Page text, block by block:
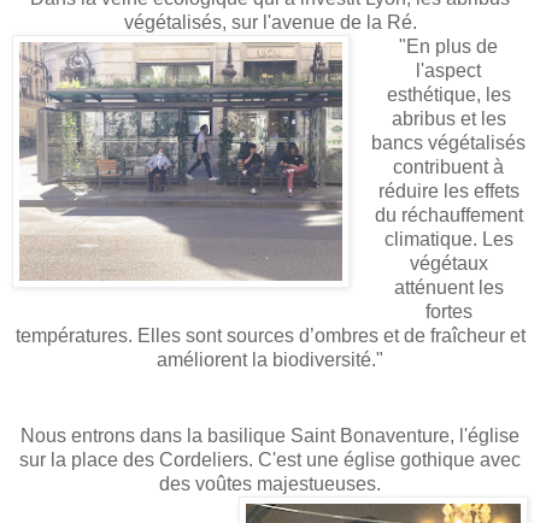
végétalisés, sur l'avenue de la Ré.
"En plus de
l'aspect
esthétique, les
abribus et les
bancs végétalisés
contribuent à
réduire les effets
du réchauffement
climatique. Les
végétaux
atténuent les
fortes
températures. Elles sont sources d’ombres et de fraîcheur et
améliorent la biodiversité."
Nous entrons dans la basilique Saint Bonaventure, l'église
sur la place des Cordeliers. C'est une église gothique avec
des voûtes majestueuses.